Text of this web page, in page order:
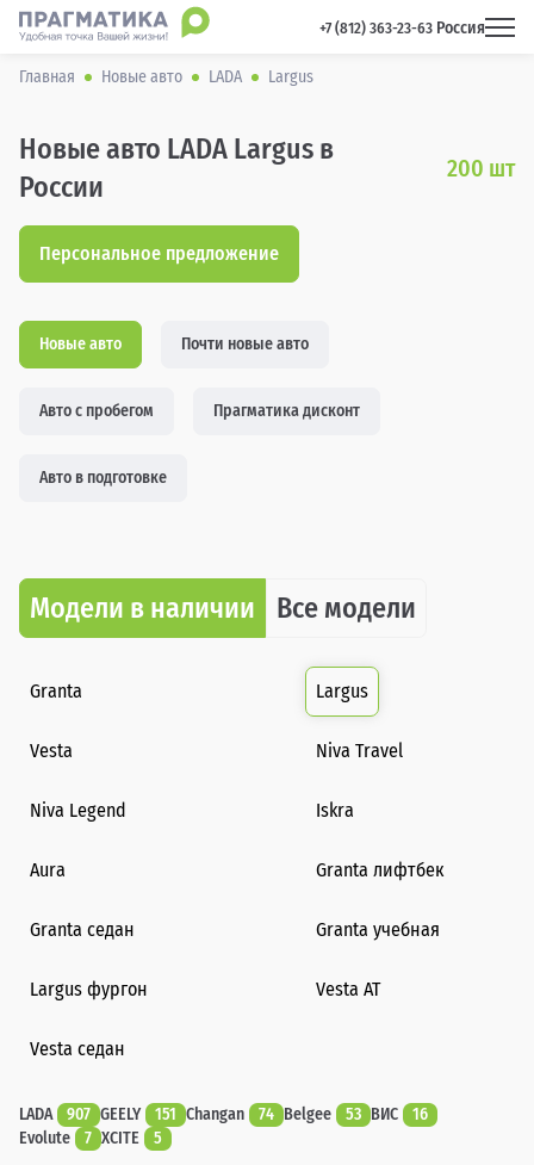
+7 (812) 363-23-63 Россия
Главная Новые авто LADA Largus
Новые авто LADA Largus в
России
200 шт
Персональное предложение
Новые авто Почти новые авто
Авто с пробегом Прагматика дисконт
Авто в подготовке
Модели в наличии Все модели
Granta Largus
Vesta Niva Travel
Niva Legend Iskra
Aura Granta лифтбек
Granta седан Granta учебная
Largus фургон Vesta AT
Vesta седан
LADA 907 GEELY 151 Changan 74 Belgee 53 ВИС
16
Evolute
7 XCITE 5